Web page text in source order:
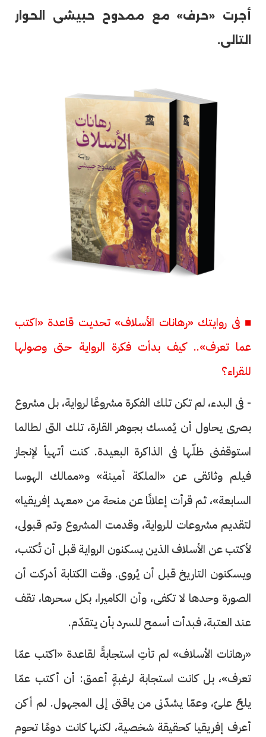
أجرت «حرف» مع ممدوح حبيشى الحوار
التالى.
■ فى روايتك «رهانات الأسلاف» تحديت قاعدة «اكتب
عما تعرف».. كيف بدأت فكرة الرواية حتى وصولها
للقراء؟
- فى البدء، لم تكن تلك الفكرة مشروعًا لرواية، بل مشروع
بصرى يحاول أن يُمسك بجوهر القارة، تلك التى لطالما
استوقفنى ظلّها فى الذاكرة البعيدة. كنت أتهيأ لإنجاز
فيلم وثائقى عن «الملكة أمينة» و«ممالك الهوسا
السابعة»، ثم قرأت إعلانًا عن منحة من «معهد إفريقيا»
لتقديم مشروعات للرواية، وقدمت المشروع وتم قبولى،
لأكتب عن الأسلاف الذين يسكنون الرواية قبل أن تُكتب،
ويسكنون التاريخ قبل أن يُروى. وقت الكتابة أدركت أن
الصورة وحدها لا تكفى، وأن الكاميرا، بكل سحرها، تقف
عند العتبة، فبدأت أسمح للسرد بأن يتقدّم.
«رهانات الأسلاف» لم تأتِ استجابةً لقاعدة «اكتب عمّا
تعرف»، بل كانت استجابة لرغبةٍ أعمق: أن أكتب عمّا
يلحّ علىّ، وعمّا يشدّنى من ياقتى إلى المجهول. لم أكن
أعرف إفريقيا كحقيقة شخصية، لكنها كانت دومًا تحوم